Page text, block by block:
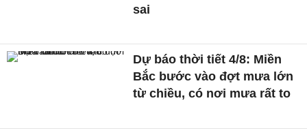
sai
Dự báo thời tiết 4/8: Miền
Bắc bước vào đợt mưa lớn
từ chiều, có nơi mưa rất to